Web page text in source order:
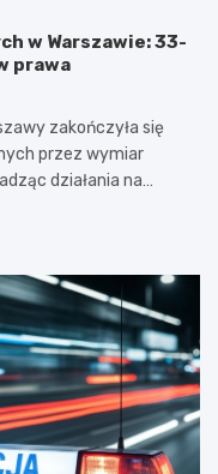
w Warszawie: 33-
prawa
zakończyła się
przez wymiar
działania na…